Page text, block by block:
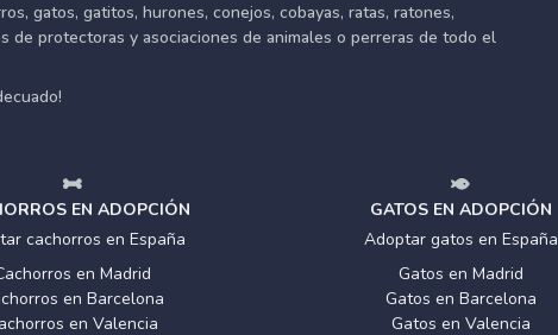
gatos, gatitos, hurones, conejos, cobayas, ratas, ratones,
de protectoras y asociaciones de animales o perreras de todo el
EN ADOPCIÓN
cachorros en España
en Madrid
en Barcelona
en Valencia
GATOS EN ADOPCIÓN
Adoptar gatos en España
Gatos en Madrid
Gatos en Barcelona
Gatos en Valencia